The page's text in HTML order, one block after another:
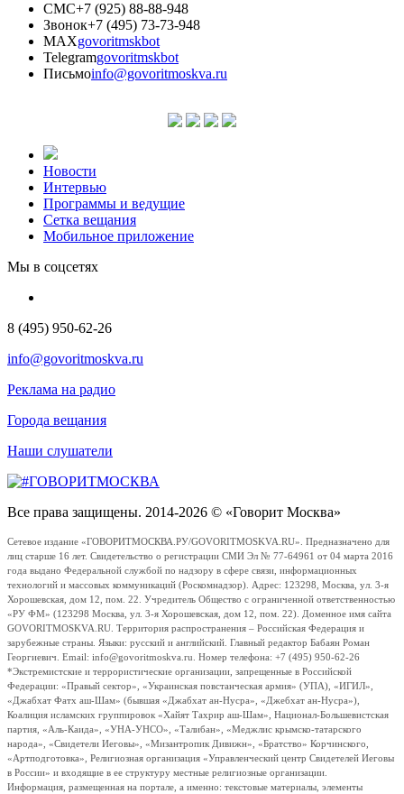
СМС+7 (925) 88-88-948
Звонок+7 (495) 73-73-948
MAXgovoritmskbot
Telegramgovoritmskbot
Письмоinfo@govoritmoskva.ru
Новости
Интервью
Программы и ведущие
Сетка вещания
Мобильное приложение
Мы в соцсетях
8 (495) 950-62-26
info@govoritmoskva.ru
Реклама на радио
Города вещания
Наши слушатели
Все права защищены. 2014-2026 © «Говорит Москва»
Сетевое издание «ГОВОРИТМОСКВА.РУ/GOVORITMOSKVA.RU». Предназначено для
лиц старше 16 лет. Свидетельство о регистрации СМИ Эл № 77-64961 от 04 марта 2016
года выдано Федеральной службой по надзору в сфере связи, информационных
технологий и массовых коммуникаций (Роскомнадзор). Адрес: 123298, Москва, ул. 3-я
Хорошевская, дом 12, пом. 22. Учредитель Общество с ограниченной ответственностью
«РУ ФМ» (123298 Москва, ул. 3-я Хорошевская, дом 12, пом. 22). Доменное имя сайта
GOVORITMOSKVA.RU. Территория распространения – Российская Федерация и
зарубежные страны. Языки: русский и английский. Главный редактор Бабаян Роман
Георгиевич. Email: info@govoritmoskva.ru. Номер телефона: +7 (495) 950-62-26
*Экстремистские и террористические организации, запрещенные в Российской
Федерации: «Правый сектор», «Украинская повстанческая армия» (УПА), «ИГИЛ»,
«Джабхат Фатх аш-Шам» (бывшая «Джабхат ан-Нусра», «Джебхат ан-Нусра»),
Коалиция исламских группировок «Хайят Тахрир аш-Шам», Национал-Большевистская
партия, «Аль-Каида», «УНА-УНСО», «Талибан», «Меджлис крымско-татарского
народа», «Свидетели Иеговы», «Мизантропик Дивижн», «Братство» Корчинского,
«Артподготовка», Религиозная организация «Управленческий центр Свидетелей Иеговы
в России» и входящие в ее структуру местные религиозные организации.
Информация, размещенная на портале, а именно: текстовые материалы, элементы